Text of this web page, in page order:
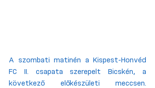
A szombati matinén a Kispest-Honvéd
FC II. csapata szerepelt Bicskén, a
következő előkészületi meccsen.